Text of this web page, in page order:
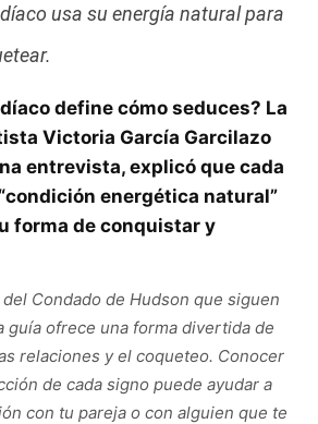
usa su energía natural para
define cómo seduces? La
Victoria García Garcilazo
entrevista, explicó que cada
energética natural”
forma de conquistar y
Condado de Hudson que siguen
guía ofrece una forma divertida de
relaciones y el coqueteo. Conocer
de cada signo puede ayudar a
con tu pareja o con alguien que te